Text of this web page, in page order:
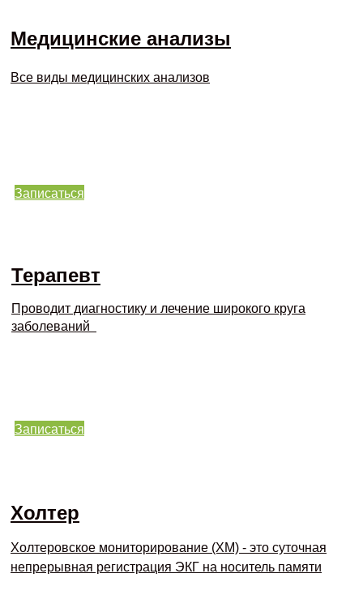
Медицинские анализы
Все виды медицинских анализов
Записаться
Терапевт
Проводит диагностику и лечение широкого круга
заболеваний
Записаться
Холтер
Холтеровское мониторирование (ХМ) - это суточная
непрерывная регистрация ЭКГ на носитель памяти